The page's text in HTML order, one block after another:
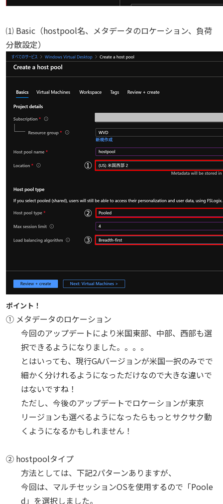
⑴ Basic（hostpool名、メタデータのロケーション、負荷
分散設定）
ポイント！
① メタデータのロケーション
今回のアップデートにより米国東部、中部、西部も選
択できるようになりました。。。。
とはいっても、現行GAバージョンが米国一択のみでで
細かく分けれるようになっただけなので大きな違いで
はないですね！
ただし、今後のアップデートでロケーションが東京
リージョンも選べるようになったらもっとサクサク動
くようになるかもしれません！
② hostpoolタイプ
方法としては、下記2パターンありますが、
今回は、マルチセッションOSを使用するので「Poole
d」を選択しました。